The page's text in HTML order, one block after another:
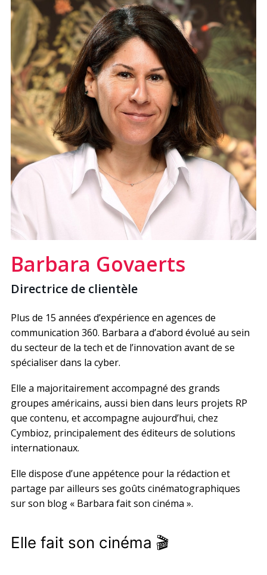
Barbara Govaerts
Directrice de clientèle
Plus de 15 années d’expérience en agences de
communication 360. Barbara a d’abord évolué au sein
du secteur de la tech et de l’innovation avant de se
spécialiser dans la cyber.
Elle a majoritairement accompagné des grands
groupes américains, aussi bien dans leurs projets RP
que contenu, et accompagne aujourd’hui, chez
Cymbioz, principalement des éditeurs de solutions
internationaux.
Elle dispose d’une appétence pour la rédaction et
partage par ailleurs ses goûts cinématographiques
sur son blog « Barbara fait son cinéma ».
Elle fait son cinéma 🎬